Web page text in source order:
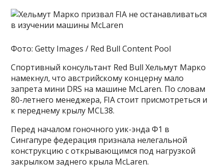
Фото: Getty Images / Red Bull Content Pool
Спортивный консультант Red Bull Хельмут Марко
намекнул, что австрийскому концерну мало
запрета мини DRS на машине McLaren. По словам
80-летнего менеджера, FIA стоит присмотреться и
к переднему крылу MCL38.
Перед началом гоночного уик-энда Ф1 в
Сингапуре федерация признала нелегальной
конструкцию с открывающимся под нагрузкой
закрылком заднего крыла McLaren.